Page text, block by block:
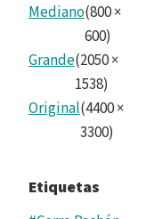
Mediano(800×
600)
Grande(2050×
1538)
Original(4400×
3300)
Etiquetas